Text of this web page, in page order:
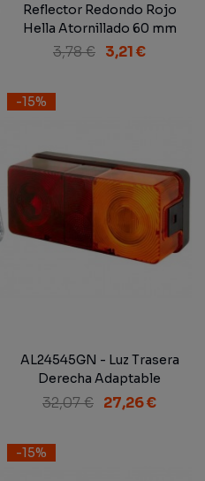
Reflector Redondo Rojo
Hella Atornillado 60 mm
3,78 € 3,21 €
-15%
AL24545GN - Luz Trasera
Derecha Adaptable
170x75x62 mm
32,07 € 27,26 €
-15%